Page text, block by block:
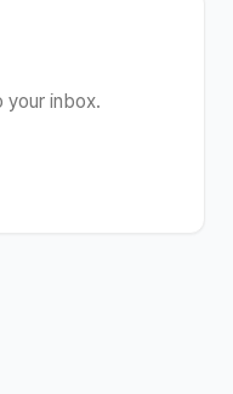
inbox.